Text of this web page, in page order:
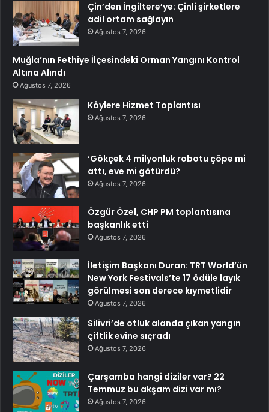
Çin’den İngiltere’ye: Çinli şirketlere
adil ortam sağlayın
Ağustos 7, 2026
Muğla’nın Fethiye İlçesindeki Orman Yangını Kontrol
Altına Alındı
Ağustos 7, 2026
Köylere Hizmet Toplantısı
Ağustos 7, 2026
‘Gökçek 4 milyonluk robotu çöpe mi
attı, eve mi götürdü?
Ağustos 7, 2026
Özgür Özel, CHP PM toplantısına
başkanlık etti
Ağustos 7, 2026
İletişim Başkanı Duran: TRT World’ün
New York Festivals’te 17 ödüle layık
görülmesi son derece kıymetlidir
Ağustos 7, 2026
Silivri’de otluk alanda çıkan yangın
çiftlik evine sıçradı
Ağustos 7, 2026
Çarşamba hangi diziler var? 22
Temmuz bu akşam dizi var mı?
Ağustos 7, 2026